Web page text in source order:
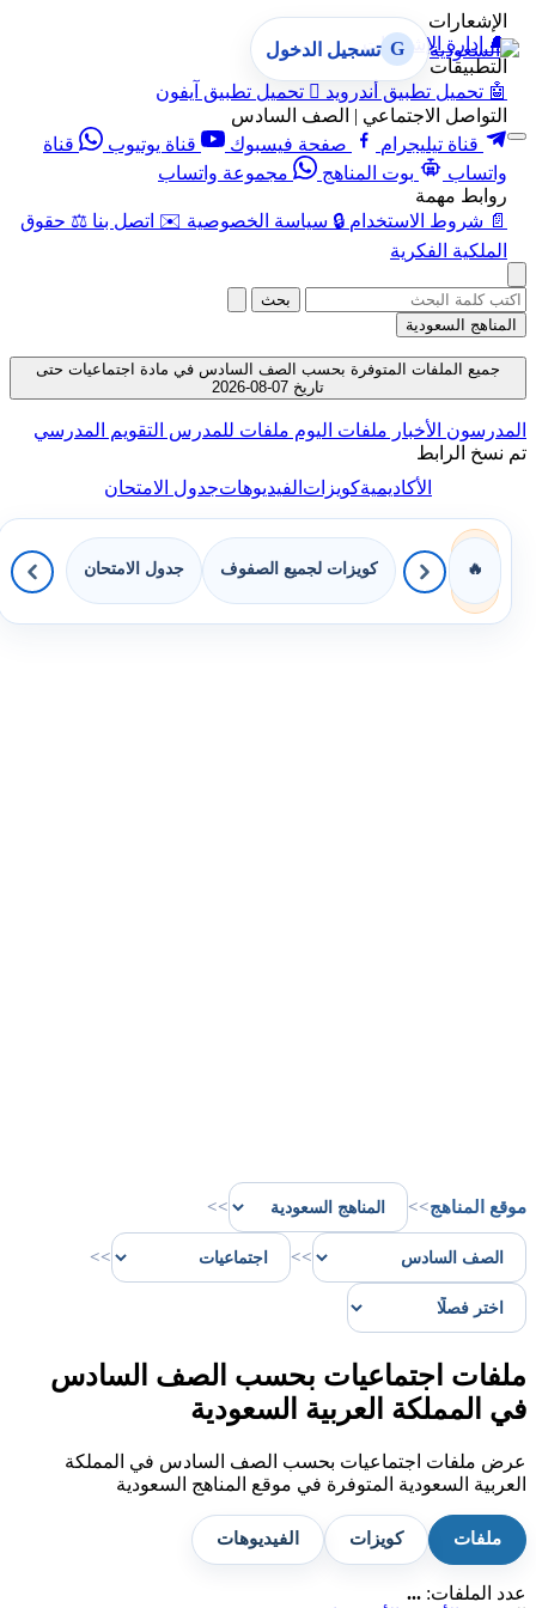
الإشعارات
🔔 إدارة الإشعارات
التطبيقات
🤖 تحميل تطبيق أندرويد  تحميل تطبيق آيفون
التواصل الاجتماعي | الصف السادس
قناة تيليجرام
صفحة فيسبوك قناة يوتيوب
قناة
واتساب
بوت المناهج
مجموعة واتساب
روابط مهمة
📄 شروط الاستخدام 🔒 سياسة الخصوصية ✉️ اتصل بنا ⚖️ حقوق
الملكية الفكرية
G تسجيل الدخول
بحث
المناهج السعودية
جميع الملفات المتوفرة بحسب الصف السادس في مادة اجتماعيات حتى
تاريخ 07-08-2026
المدرسون الأخبار ملفات اليوم ملفات للمدرس التقويم المدرسي
تم نسخ الرابط
الأكاديميةكويزاتالفيديوهاتجدول الامتحان
🔥 كويزات لجميع الصفوف جدول الامتحان
موقع المناهج>>
>>
>>
>>
ملفات اجتماعيات بحسب الصف السادس
في المملكة العربية السعودية
عرض ملفات اجتماعيات بحسب الصف السادس في المملكة
العربية السعودية المتوفرة في موقع المناهج السعودية
ملفات كويزات الفيديوهات
عدد الملفات: ...